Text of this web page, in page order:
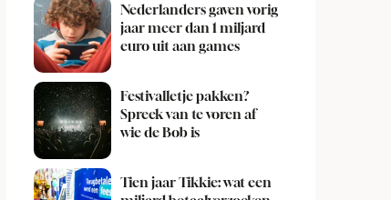
Nederlanders gaven vorig
jaar meer dan 1 miljard
euro uit aan games
Festivalletje pakken?
Spreek van te voren af
wie de Bob is
Tien jaar Tikkie: wat een